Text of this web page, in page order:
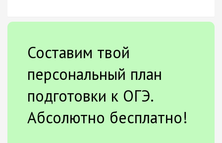
Составим твой
персональный план
подготовки к ОГЭ.
Абсолютно бесплатно!